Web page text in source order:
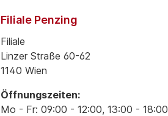
Filiale Penzing
Filiale
Linzer Straße 60-62
1140 Wien
Öffnungszeiten:
Mo - Fr: 09:00 - 12:00, 13:00 - 18:00